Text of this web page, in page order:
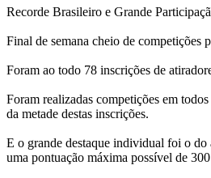
Recorde Brasileiro e Grande
Final de semana cheio de
Foram ao todo 78 inscrições de
Foram realizadas competições em
da metade destas inscrições.
E o grande destaque individual foi o
uma pontuação máxima possível de